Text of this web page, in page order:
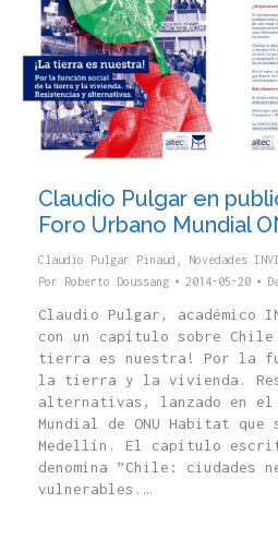
Claudio Pulgar en
Foro Urbano Mundial
Claudio Pulgar Pinaud
Novedades INVI
Por Roberto Doussang 2014-05-20
Claudio Pulgar, académico
con un capítulo sobre
tierra es nuestra! Por la
la tierra y la vivienda.
alternativas, lanzado en el
Mundial de ONU Habitat
Medellín. El capítulo
denomina ”Chile: ciudades
vulnerables.…